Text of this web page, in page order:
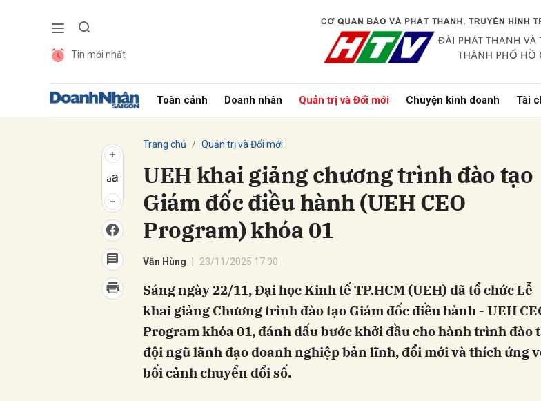
Tin mới nhất
Toàn cảnh Doanh nhân Quản trị và Đổi mới Chuyện kinh doanh Tài
Trang chủ Quản trị và Đổi mới
UEH khai giảng chương trình đào tạo
Giám đốc điều hành (UEH CEO
Program) khóa 01
Văn Hùng 23/11/2025 17:00
Sáng ngày 22/11, Đại học Kinh tế TP.HCM (UEH) đã tổ chức Lễ
khai giảng Chương trình đào tạo Giám đốc điều hành - UEH
Program khóa 01, đánh dấu bước khởi đầu cho hành trình đào
đội ngũ lãnh đạo doanh nghiệp bản lĩnh, đổi mới và thích ứng
bối cảnh chuyển đổi số.